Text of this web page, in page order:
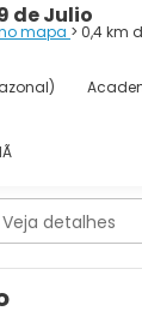
de Julio
mapa > 0,4 km
Veja detalhes